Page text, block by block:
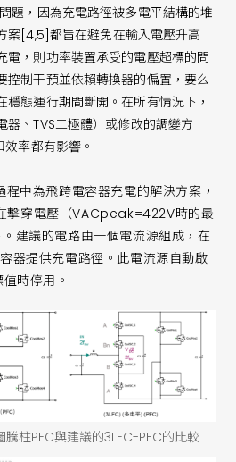
柱PFC與建議的3LFC-PFC的比較
題，因為充電路徑被多電平結構的堆
案[4,5]都旨在避免在輸入電壓升高
電，則功率裝置承受的電壓超標的問
控制干預並依賴轉換器的偏置，要么
態運行期間斷開。在所有情況下，
、TVS二極體）或修改的調變方
率都有影響。
中為飛跨電容器充電的解決方案，
擊穿電壓（VACpeak=422V時的最
建議的電路由一個電流源組成，在
器提供充電路徑。此電流源自動啟
時停用。